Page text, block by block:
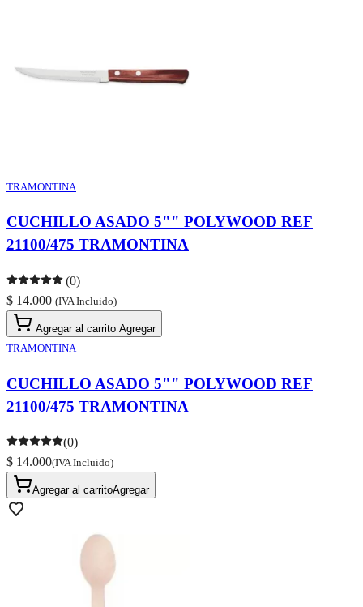
TRAMONTINA
CUCHILLO ASADO 5"" POLYWOOD REF
21100/475 TRAMONTINA
(0)
$ 14.000 (IVA Incluido)
Agregar al carrito Agregar
TRAMONTINA
CUCHILLO ASADO 5"" POLYWOOD REF
21100/475 TRAMONTINA
(0)
$ 14.000(IVA Incluido)
Agregar al carritoAgregar